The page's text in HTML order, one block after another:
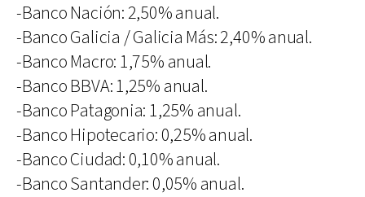
-Banco Nación: 2,50% anual.
-Banco Galicia / Galicia Más: 2,40% anual.
-Banco Macro: 1,75% anual.
-Banco BBVA: 1,25% anual.
-Banco Patagonia: 1,25% anual.
-Banco Hipotecario: 0,25% anual.
-Banco Ciudad: 0,10% anual.
-Banco Santander: 0,05% anual.